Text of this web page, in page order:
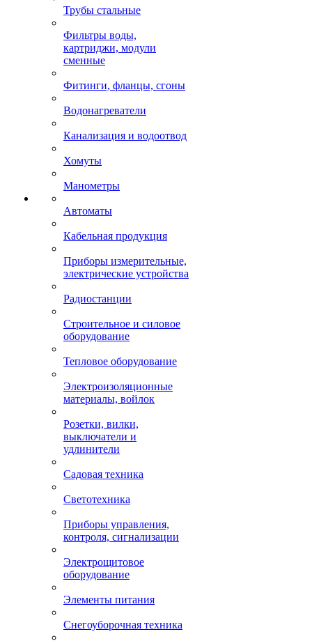
Трубы стальные
Фильтры воды,
картриджи, модули
сменные
Фитинги, фланцы, сгоны
Водонагреватели
Канализация и водоотвод
Хомуты
Манометры
Автоматы
Кабельная продукция
Приборы измерительные,
электрические устройства
Радиостанции
Строительное и силовое
оборудование
Тепловое оборудование
Электроизоляционные
материалы, войлок
Розетки, вилки,
выключатели и
удлинители
Садовая техника
Светотехника
Приборы управления,
контроля, сигнализации
Электрощитовое
оборудование
Элементы питания
Снегоуборочная техника